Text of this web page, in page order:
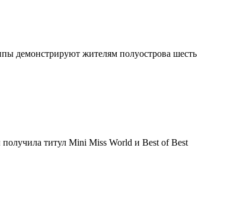
демонстрируют жителям полуострова шесть
титул Mini Miss World и Best of Best